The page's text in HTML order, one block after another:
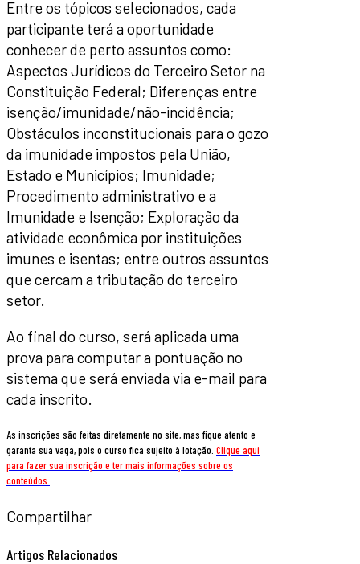
Entre os tópicos selecionados, cada
participante terá a oportunidade
conhecer de perto assuntos como:
Aspectos Jurídicos do Terceiro Setor na
Constituição Federal; Diferenças entre
isenção/imunidade/não-incidência;
Obstáculos inconstitucionais para o gozo
da imunidade impostos pela União,
Estado e Municípios; Imunidade;
Procedimento administrativo e a
Imunidade e Isenção; Exploração da
atividade econômica por instituições
imunes e isentas; entre outros assuntos
que cercam a tributação do terceiro
setor.
Ao final do curso, será aplicada uma
prova para computar a pontuação no
sistema que será enviada via e-mail para
cada inscrito.
As inscrições são feitas diretamente no site, mas fique atento e
garanta sua vaga, pois o curso fica sujeito à lotação. Clique aqui
para fazer sua inscrição e ter mais informações sobre os
conteúdos.
Compartilhar
Artigos Relacionados